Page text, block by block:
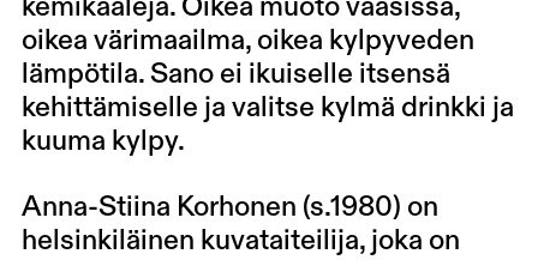
kemikaaleja. Oikea muoto vaasissa,
oikea värimaailma, oikea kylpyveden
lämpötila. Sano ei ikuiselle itsensä
kehittämiselle ja valitse kylmä drinkki ja
kuuma kylpy.
Anna-Stiina Korhonen (s.1980) on
helsinkiläinen kuvataiteilija, joka on